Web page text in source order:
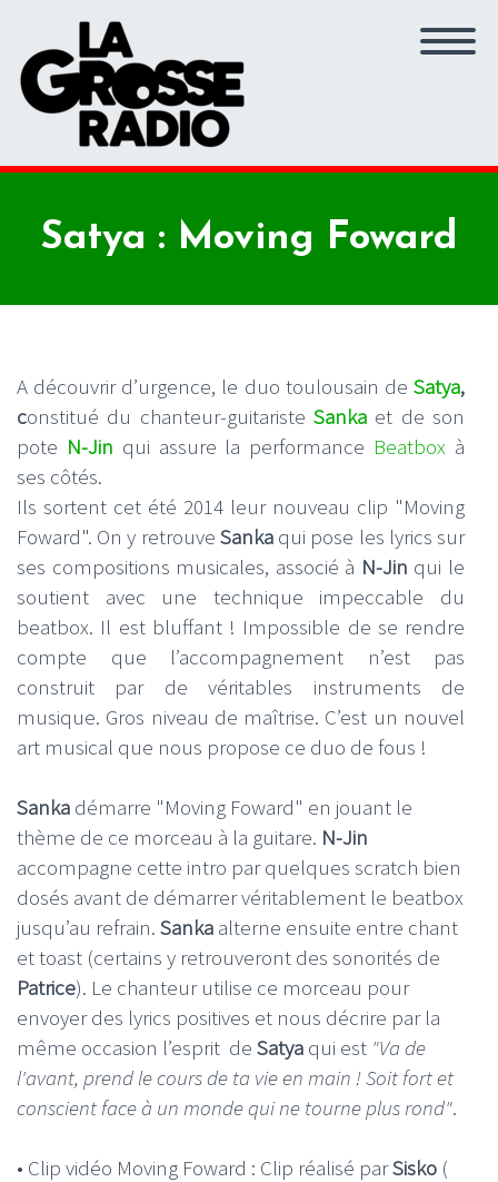
Satya : Moving Foward
A découvrir d’urgence, le duo toulousain de Satya,
constitué du chanteur-guitariste Sanka et de son
pote N-Jin qui assure la performance Beatbox à
ses côtés.
Ils sortent cet été 2014 leur nouveau clip "Moving
Foward". On y retrouve Sankaqui pose les lyrics sur
ses compositions musicales, associé à N-Jin qui le
soutient avec une technique impeccable du
beatbox. Il est bluffant ! Impossible de se rendre
compte que l’accompagnement n’est pas
construit par de véritables instruments de
musique. Gros niveau de maîtrise. C’est un nouvel
art musical que nous propose ce duo de fous !
Sanka démarre "Moving Foward" en jouant le
thème de ce morceau à la guitare. N-Jin
accompagne cette intro par quelques scratch bien
dosés avant de démarrer véritablement le beatbox
jusqu’au refrain. Sanka alterne ensuite entre chant
et toast (certains y retrouveront des sonorités de
Patrice). Le chanteur utilise ce morceau pour
envoyer des lyrics positives et nous décrire par la
même occasion l’esprit de Satya qui est "Va de
l'avant, prend le cours de ta vie en main ! Soit fort et
conscient face à un monde qui ne tourne plus rond".
• Clip vidéo Moving Foward : Clip réalisé parSisko (